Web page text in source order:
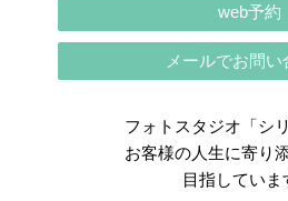
web予約
メールでお問い
フォトスタジオ「シ
お客様の人生に寄り
目指していま